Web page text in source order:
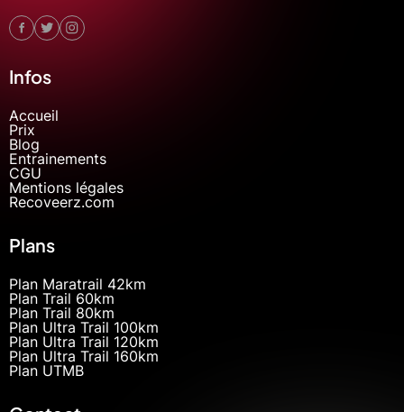
Infos
Accueil
Prix
Blog
Entrainements
CGU
Mentions légales
Recoveerz.com
Plans
Plan Maratrail 42km
Plan Trail 60km
Plan Trail 80km
Plan Ultra Trail 100km
Plan Ultra Trail 120km
Plan Ultra Trail 160km
Plan UTMB